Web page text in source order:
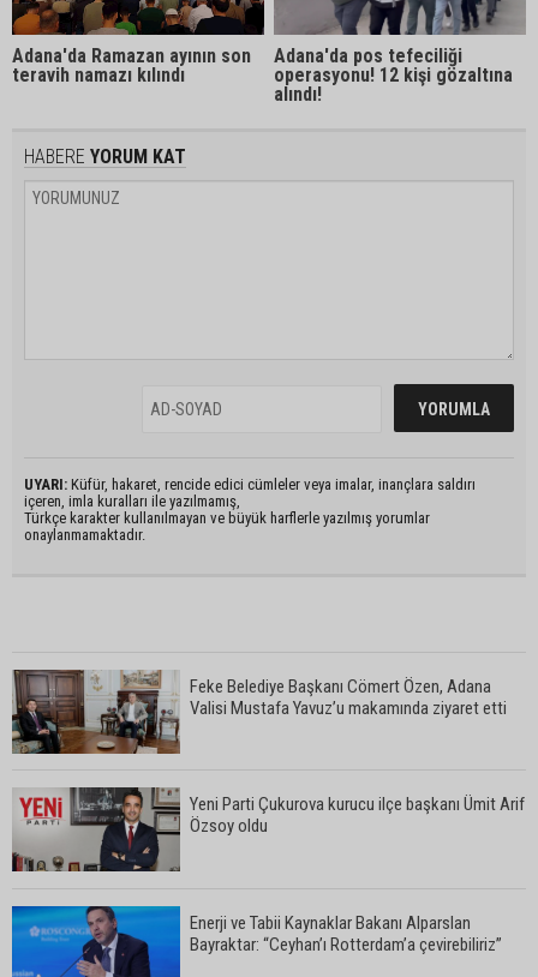
Adana'da Ramazan ayının son
teravih namazı kılındı
Adana'da pos tefeciliği
operasyonu! 12 kişi gözaltına
alındı!
HABERE YORUM KAT
UYARI: Küfür, hakaret, rencide edici cümleler veya imalar, inançlara saldırı
içeren, imla kuralları ile yazılmamış,
Türkçe karakter kullanılmayan ve büyük harflerle yazılmış yorumlar
onaylanmamaktadır.
Feke Belediye Başkanı Cömert Özen, Adana
Valisi Mustafa Yavuz’u makamında ziyaret etti
Yeni Parti Çukurova kurucu ilçe başkanı Ümit Arif
Özsoy oldu
Enerji ve Tabii Kaynaklar Bakanı Alparslan
Bayraktar: “Ceyhan’ı Rotterdam’a çevirebiliriz”